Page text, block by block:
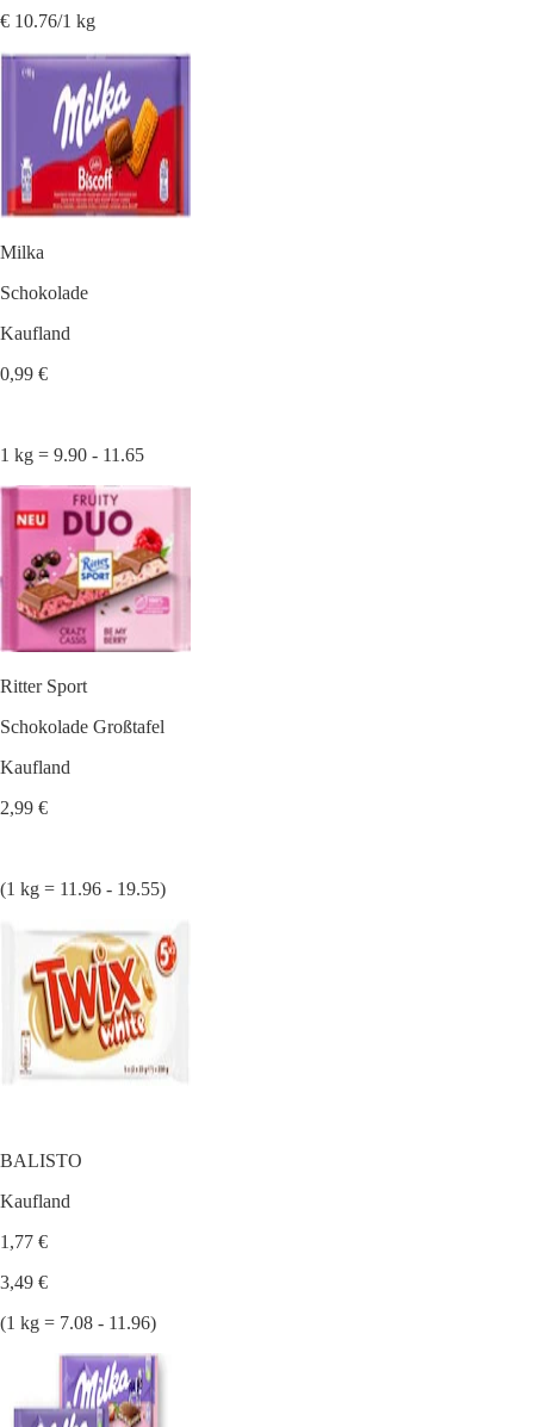
€ 10.76/1 kg
Milka
Schokolade
Kaufland
0,99 €
1 kg = 9.90 - 11.65
Ritter Sport
Schokolade Großtafel
Kaufland
2,99 €
(1 kg = 11.96 - 19.55)
BALISTO
Kaufland
1,77 €
3,49 €
(1 kg = 7.08 - 11.96)